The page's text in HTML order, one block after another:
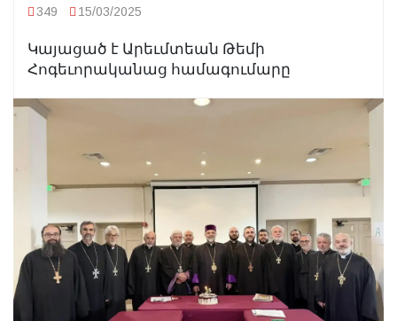
349 15/03/2025
Կայացած է Արեւմտեան Թեմի
Հոգեւորականաց համագումարը